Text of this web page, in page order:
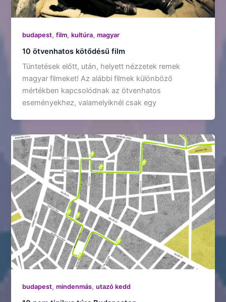
budapest,film,kultúra,magyar
10 ötvenhatos kötődésű film
Tüntetések előtt, után, helyett nézzetek remek
magyar filmeket! Az alábbi filmek különböző
mértékben kapcsolódnak az ötvenhatos
eseményekhez, valamelyiknél csak egy
budapest,mindenmás,utazó kedd